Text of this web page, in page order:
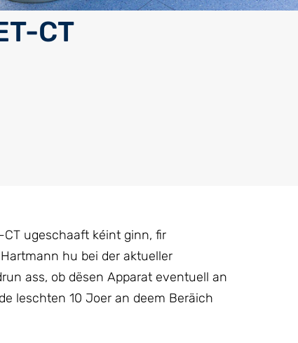
CT
ugeschaaft kéint ginn, fir
hu bei der aktueller
ass, ob dësen Apparat eventuell an
leschten 10 Joer an deem Beräich